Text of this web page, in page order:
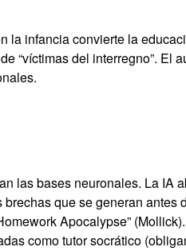
la infancia convierte la
“víctimas del interregno”.
las bases neuronales. La IA
que se generan
Apocalypse”
como tutor socrático